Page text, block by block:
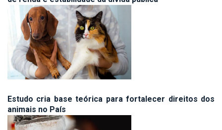
Estudo cria base teórica para fortalecer direitos dos
animais no País